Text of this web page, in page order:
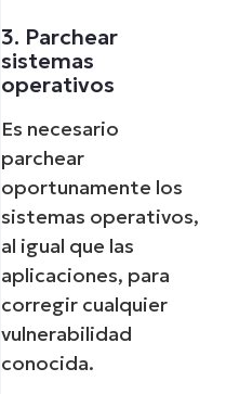
3. Parchear
sistemas
operativos
Es necesario
parchear
oportunamente los
sistemas operativos,
al igual que las
aplicaciones, para
corregir cualquier
vulnerabilidad
conocida.